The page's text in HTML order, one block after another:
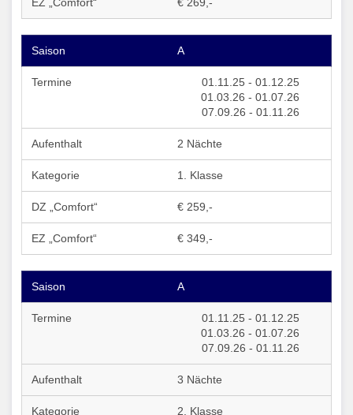
A
01.11.25 - 01.12.25
01.03.26 - 01.07.26
07.09.26 - 01.11.26
2 Nächte
1. Klasse
€ 259,-
€ 349,-
A
01.11.25 - 01.12.25
01.03.26 - 01.07.26
07.09.26 - 01.11.26
3 Nächte
2. Klasse